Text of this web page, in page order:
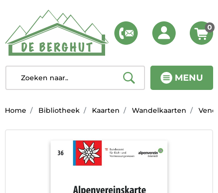
MENU
0
Home Bibliotheek Kaarten Wandelkaarten